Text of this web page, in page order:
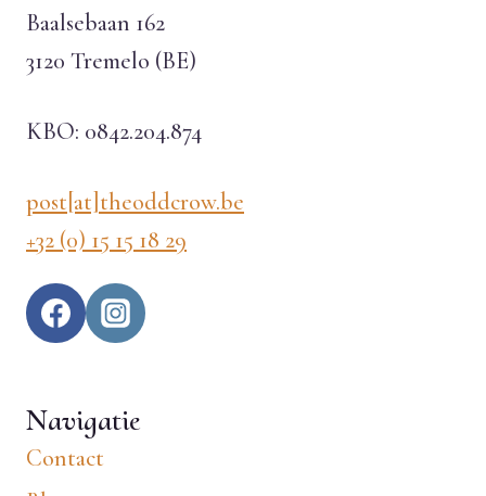
Baalsebaan 162
3120 Tremelo (BE)
KBO: 0842.204.874
post[at]theoddcrow.be
+32 (0) 15 15 18 29
Navigatie
Contact